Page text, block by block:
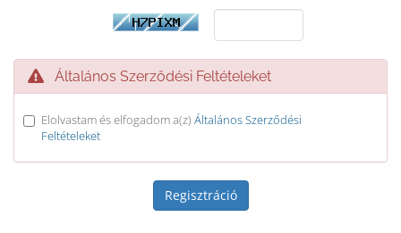
Általános Szerződési Feltételeket
Elolvastam és elfogadom a(z) Általános Szerződési
Feltételeket